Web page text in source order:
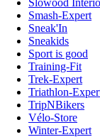
Slowood
Smash-Expert
Sneak'In
Sneakids
Sport is good
Training-Fit
Trek-Expert
Triathlon-
TripNBikers
Vélo-Store
Winter-Expert